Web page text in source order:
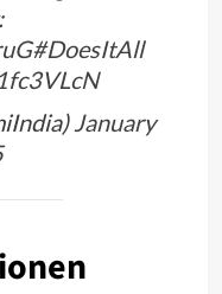
#DoesItAll
January